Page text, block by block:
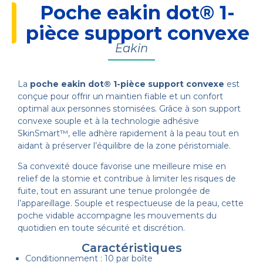
Poche eakin dot® 1-
pièce support convexe
Eakin
La poche eakin dot® 1-pièce support convexe est
conçue pour offrir un maintien fiable et un confort
optimal aux personnes stomisées. Grâce à son support
convexe souple et à la technologie adhésive
SkinSmart™, elle adhère rapidement à la peau tout en
aidant à préserver l’équilibre de la zone péristomiale.
Sa convexité douce favorise une meilleure mise en
relief de la stomie et contribue à limiter les risques de
fuite, tout en assurant une tenue prolongée de
l’appareillage. Souple et respectueuse de la peau, cette
poche vidable accompagne les mouvements du
quotidien en toute sécurité et discrétion.
Caractéristiques
Conditionnement : 10 par boîte